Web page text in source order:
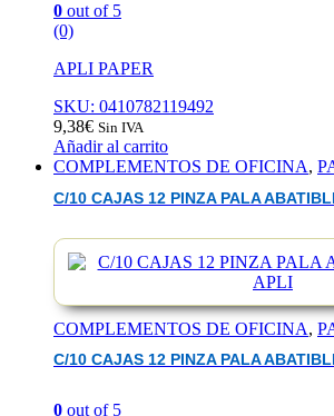
0 out of 5
(0)
APLI PAPER
SKU: 0410782119492
9,38€ Sin IVA
Añadir al carrito
COMPLEMENTOS DE OFICINA,
C/10 CAJAS 12 PINZA PALA
COMPLEMENTOS DE OFICINA,
C/10 CAJAS 12 PINZA PALA
0 out of 5